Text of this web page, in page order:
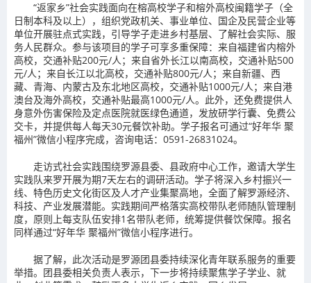
“返家乡”社会实践面向在榕高校学子和榕外高校闽籍学子（全
日制本科及以上），组织党政机关、事业单位、国企及民营企业等
单位开展驻点式实践，引导学子走进乡村基层、了解社会实际、服
务人民群众。参与该项目的学子可享多重保障：来自福建省内榕外
高校，交通补贴200元/人；来自省外长江以南高校， 交通补贴500
元/人；来自长江以北高校， 交通补贴800元/人；来自新疆、西
藏、青海、内蒙古及东北地区高校， 交通补贴1000元/人；来自港
澳台及海外高校，交通补贴最高1000元/人。此外，还免费提供人
身意外伤害保险及定点医院就医绿色通道，发放研学行囊、免费公
交卡，并提供每人每天30元餐饮补助。学子报名可通过“好年华 聚
福州”微信小程序完成，咨询电话：0591-26831024。
走访式社会实践围绕罗源县委、县政府中心工作，邀请大学生
实践队来罗开展为期7天左右的调研活动。学子将深入乡村振兴一
线、特色历史文化街区及人才产业集聚高地，全面了解罗源经济、
科技、产业发展潜能。实践期间严格落实高校带队老师随队管理制
度，原则上每支队伍安排1名带队老师，统筹提供餐饮保障。报名
同样通过“好年华 聚福州”微信小程序进行。
据了解，此次活动是罗源团县委持续深化青年联系服务的重要
举措。团县委相关负责人表示，下一步将持续聚焦学子学业、就